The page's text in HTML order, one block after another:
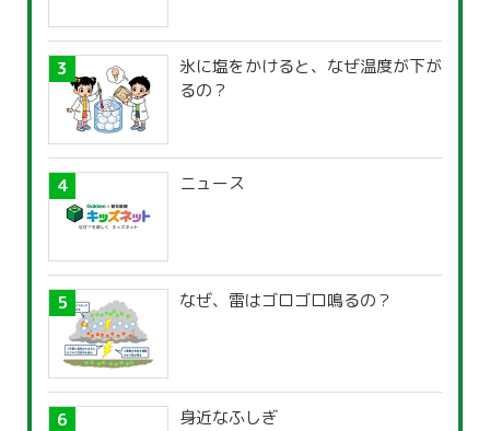
氷に塩をかけると、なぜ温度が下が
るの？
ニュース
なぜ、雷はゴロゴロ鳴るの？
身近なふしぎ